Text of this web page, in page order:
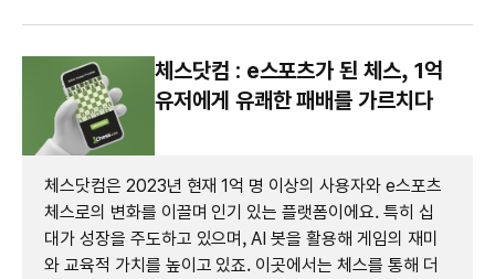
체스닷컴 : e스포츠가 된 체스, 1억
유저에게 유쾌한 패배를 가르치다
체스닷컴은 2023년 현재 1억 명 이상의 사용자와 e스포츠
체스로의 변화를 이끌며 인기 있는 플랫폼이에요. 특히 십
대가 성장을 주도하고 있으며, AI 봇을 활용해 게임의 재미
와 교육적 가치를 높이고 있죠. 이곳에서는 체스를 통해 더